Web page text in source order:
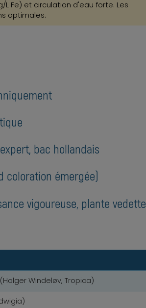
L Fe) et circulation d'eau forte. Les
optimales.
bac hollandais
coloration émergée)
vigoureuse, plante vedette
Windeløv, Tropica)